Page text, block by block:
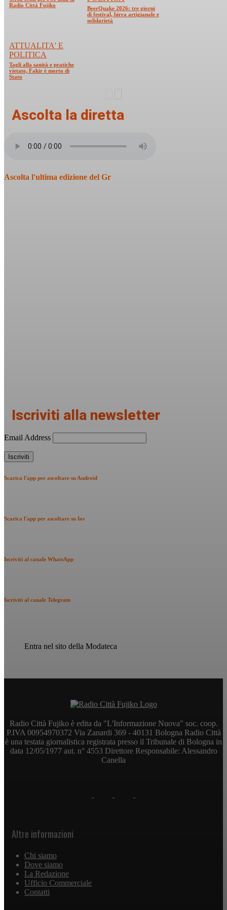
Radio Città Fujiko
BeerQuake 2026: tre giorni
di festival, birra artigianale e
solidarietà
ATTUALITA' E
POLITICA
Tagli alla sanità e pratiche
vietate, Fakir è morto di
Stato
Ascolta la diretta
Ascolta l'ultima edizione del Gr
Iscriviti alla newsletter
Email Address
Scarica l'app per ascoltare su Android
Scarica l'app per ascoltare su Ios
Iscriviti al canale WhatsApp
Iscriviti al canale Telegram
Entra nel sito della Modateca
Radio Città Fujiko è edita da "L'Informazione Nuova" soc. coop.
P.IVA 00954970372 Via Zanardi 369 - 40131 Bologna Radio Città
è una testata giornalistica registrata presso il Tribunale di Bologna in
data 12/05/1977 aut. n° 4553 Direttore Responsabile: Alessandro
Canella
Altre informazioni
Chi siamo
Dove siamo
La Redazione
Ufficio Commerciale
Contatti